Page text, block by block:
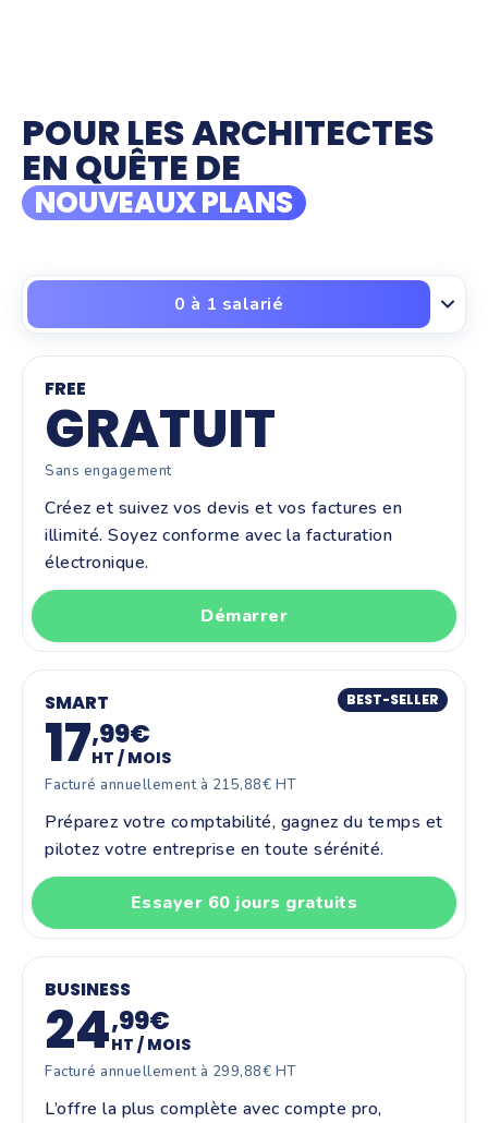
POUR LES ARCHITECTES
EN QUÊTE DE
NOUVEAUX PLANS
0 à 1 salarié
FREE
GRATUIT
Sans engagement
Créez et suivez vos devis et vos factures en
illimité. Soyez conforme avec la facturation
électronique.
Démarrer
SMART
17,99€
HT / MOIS
Facturé annuellement à 215,88€ HT
BEST-SELLER
Préparez votre comptabilité, gagnez du temps et
pilotez votre entreprise en toute sérénité.
Essayer 60 jours gratuits
BUSINESS
24,99€
HT / MOIS
Facturé annuellement à 299,88€ HT
L’offre la plus complète avec compte pro,